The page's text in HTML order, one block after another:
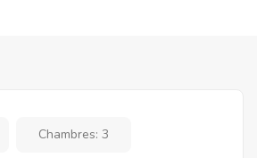
Chambres: 3